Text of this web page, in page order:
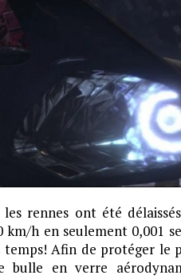
rennes ont été
h en seulement 0,001
Afin de protéger le
bulle en verre